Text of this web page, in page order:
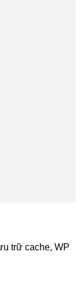
trữ cache, WP